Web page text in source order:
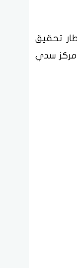
تحقيق
مركز سدي